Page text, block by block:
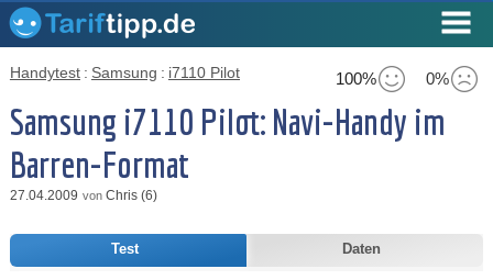
100% 0%
Handytest : Samsung : i7110 Pilot
Samsung i7110 Pilot: Navi-Handy im
Barren-Format
27.04.2009 von Chris (6)
Test Daten